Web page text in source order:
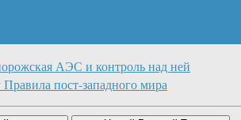
АЭС и контроль над ней
Правила пост-западного мира